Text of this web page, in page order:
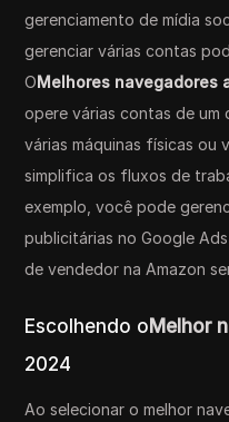
gerenciamento de mídia
gerenciar várias contas
OMelhores navegadores
opere várias contas de um
várias máquinas físicas ou
simplifica os fluxos de
exemplo, você pode
publicitárias no Google
de vendedor na Amazon
Escolhendo o Melhor
2024
Ao selecionar o melhor